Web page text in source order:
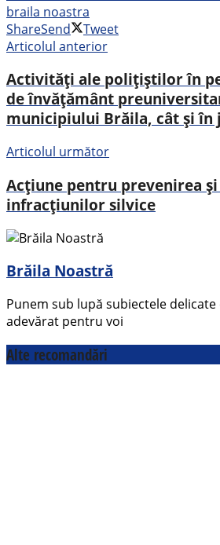
braila noastra
ShareSend
Tweet
Articolul anterior
Activități ale polițiștilor în
de învățământ
municipiului Brăila, cât și în
Articolul următor
Acțiune pentru prevenirea
infracțiunilor silvice
Brăila Noastră
Punem sub lupă subiectele delicate
adevărat pentru voi
Alte recomandări